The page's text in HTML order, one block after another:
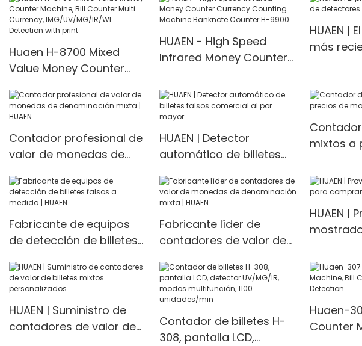
Huaen H-8700 Mixed
Value Money Counter
Multi Currency,
IMG/UV/MG/IR/WL
Detection with print
HUAEN - High Speed
Infrared Money Counter
Machine Banknote
Counter H-9900
HUAEN |
más
Contador profesional de
valor de monedas de
HUAEN
HUAEN | Detector
automático de billetes
mayor
mixtos a
Fabricante de equipos
de detección de billetes
Fabricante líder de
contadores de valor de
denominación mixta |
HUAEN
HUAEN |
dinero
HUAEN | Suministro de
contadores de valor de
Contador de billetes H-
308, pantalla LCD,
Huaen-
Counter